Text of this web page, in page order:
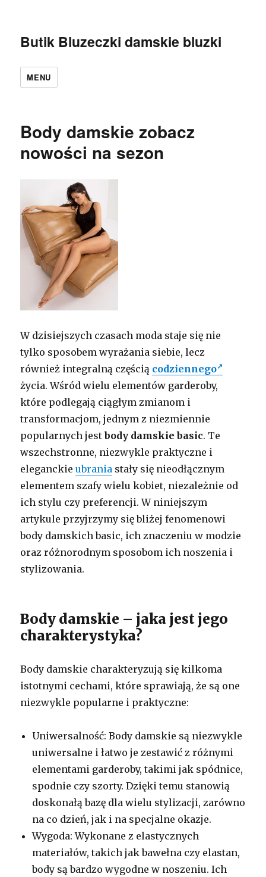
Butik Bluzeczki damskie bluzki
MENU
Body damskie zobacz
nowości na sezon
W dzisiejszych czasach moda staje się nie
tylko sposobem wyrażania siebie, lecz
również integralną częścią codziennego
życia. Wśród wielu elementów garderoby,
które podlegają ciągłym zmianom i
transformacjom, jednym z niezmiennie
popularnych jestbody damskie basic. Te
wszechstronne, niezwykle praktyczne i
eleganckieubrania stały się nieodłącznym
elementem szafy wielu kobiet, niezależnie od
ich stylu czy preferencji. W niniejszym
artykule przyjrzymy się bliżej fenomenowi
body damskich basic, ich znaczeniu w modzie
oraz różnorodnym sposobom ich noszenia i
stylizowania.
Body damskie – jaka jest jego
charakterystyka?
Body damskie charakteryzują się kilkoma
istotnymi cechami, które sprawiają, że są one
niezwykle popularne i praktyczne:
Uniwersalność: Body damskie są niezwykle
uniwersalne i łatwo je zestawić z różnymi
elementami garderoby, takimi jak spódnice,
spodnie czy szorty. Dzięki temu stanowią
doskonałą bazę dla wielu stylizacji, zarówno
na co dzień, jak i na specjalne okazje.
Wygoda: Wykonane z elastycznych
materiałów, takich jak bawełna czy elastan,
body są bardzo wygodne w noszeniu. Ich